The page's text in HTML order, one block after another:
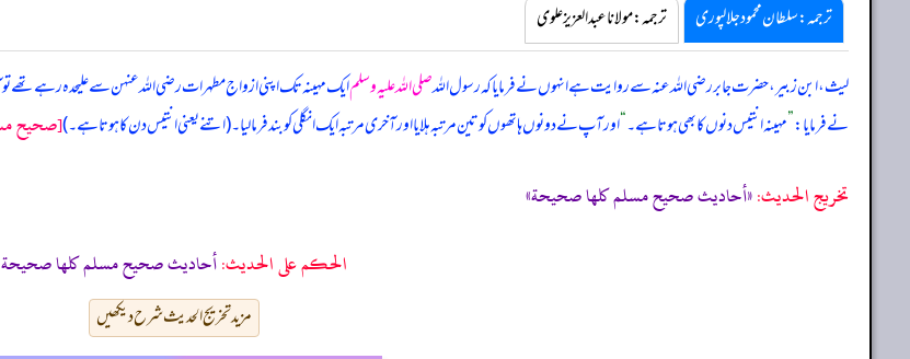
ترجمہ:سلطان محمود جلالپوری ترجمہ:مولانا عبدالعزیز علوی
لیث، ابن زبیر، حضرت جابر رضی اللہ عنہ سے روایت ہے انہوں نے فرمایا کہ رسول اللہصلی اللہ علیہ وسلمایک مہینہ تک اپنی ازواج مطہرات رضی اللہ عنہن سے علیحدہ رہے
نے فرمایا:”مہینہ انتیس دنوں کا بھی ہوتا ہے۔“اور آپ نے دونوں ہاتھوں کو تین مرتبہ ہلایا اور آخری مرتبہ ایک انگلی کو بند فرما لیا۔ (اتنے یعنی انتیس دن کا ہوتا ہے۔)[صحيح
تخریج الحدیث:«أحاديث صحيح مسلم كلها صحيحة»
الحكم على الحديث:أحاديث صحيح مسلم كلها صحيحة
مزید تخریج الحدیث شرح دیکھیں